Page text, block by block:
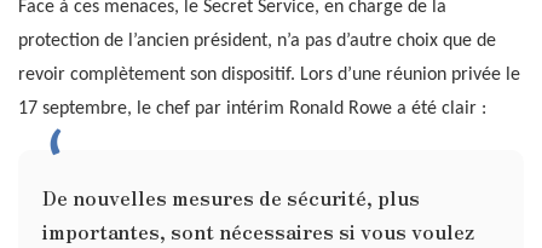
Face à ces menaces, le Secret Service, en charge de la
protection de l’ancien président, n’a pas d’autre choix que de
revoir complètement son dispositif. Lors d’une réunion privée le
17 septembre, le chef par intérim Ronald Rowe a été clair :
De nouvelles mesures de sécurité, plus
importantes, sont nécessaires si vous voulez